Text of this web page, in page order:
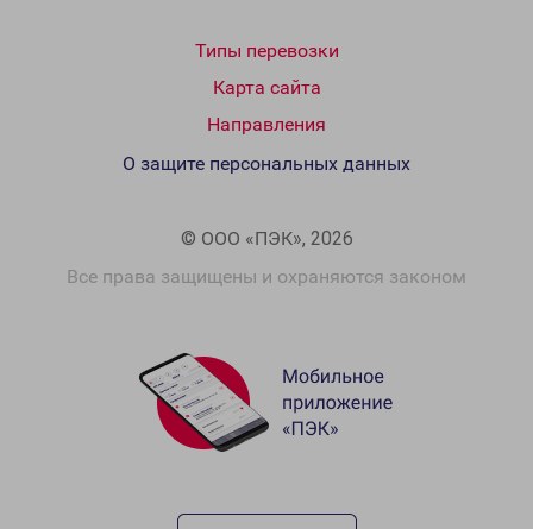
Типы перевозки
Карта сайта
Направления
© ООО «ПЭК», 2026
Все права защищены и охраняются законом
О защите персональных данных